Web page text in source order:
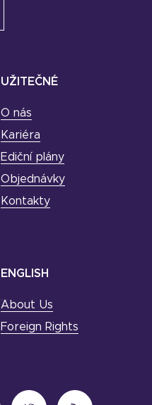
UŽITEČNÉ
O nás
Kariéra
Ediční plány
Objednávky
Kontakty
ENGLISH
About Us
Foreign Rights